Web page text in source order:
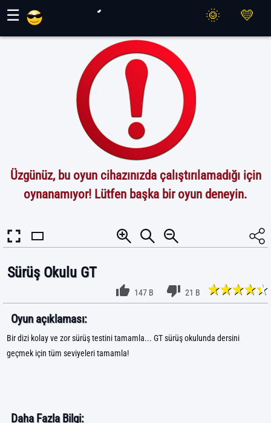
☰
Üzgünüz, bu oyun cihazınızda çalıştırılamadığı için
oynanamıyor! Lütfen başka bir oyun deneyin.
Sürüş Okulu GT
147 B 21 B
Oyun açıklaması:
Bir dizi kolay ve zor sürüş testini tamamla... GT sürüş okulunda dersini
geçmek için tüm seviyeleri tamamla!
Daha Fazla Bilgi: